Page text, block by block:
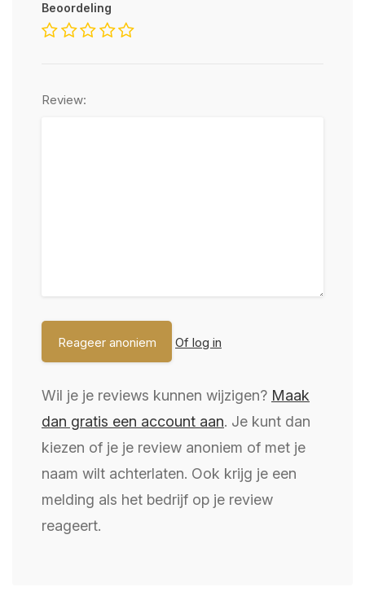
Beoordeling
Review:
Of log in
Wil je je reviews kunnen wijzigen? Maak
dan gratis een account aan. Je kunt dan
kiezen of je je review anoniem of met je
naam wilt achterlaten. Ook krijg je een
melding als het bedrijf op je review
reageert.